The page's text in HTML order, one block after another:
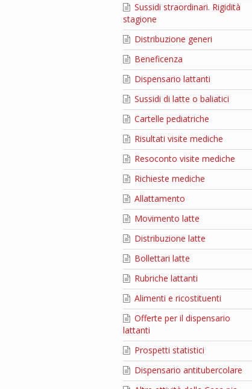
Sussidi straordinari. Rigidità
stagione
Distribuzione generi
Beneficenza
Dispensario lattanti
Sussidi di latte o baliatici
Cartelle pediatriche
Risultati visite mediche
Resoconto visite mediche
Richieste mediche
Allattamento
Movimento latte
Distribuzione latte
Bollettari latte
Rubriche lattanti
Alimenti e ricostituenti
Offerte per il dispensario
lattanti
Prospetti statistici
Dispensario antitubercolare